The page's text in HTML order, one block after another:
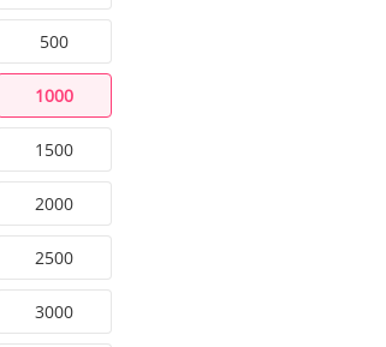
500
1000
1500
2000
2500
3000